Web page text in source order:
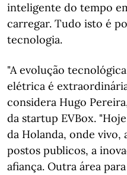
inteligente do tempo
carregar. Tudo isto é
tecnologia.
"A evolução
elétrica é
considera Hugo
da startup EVBox.
da Holanda, onde vivo,
postos publicos, a
afiança. Outra área